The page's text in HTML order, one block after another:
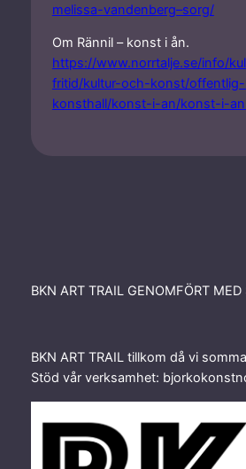
melissa-vandenberg–sorg/
Om Rännil – konst i ån.
https://www.norrtalje.se/info/
fritid/kultur-och-konst/
konsthall/konst-i-an/konst-i-
BKN ART TRAIL GENOMFÖRT MED
BKN ART TRAIL tillkom då vi
Stöd vår verksamhet: